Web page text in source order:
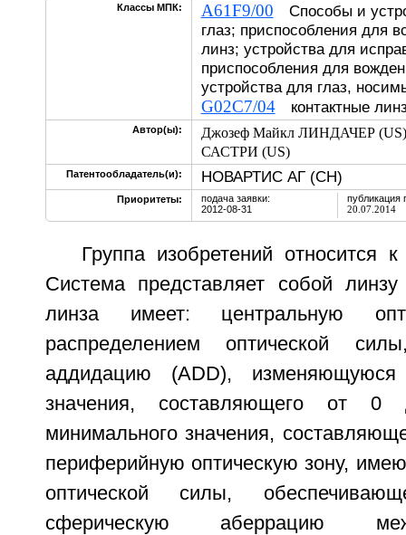
Классы МПК: A61F9/00 Способы и
глаз; приспособления для
линз; устройства для
приспособления для
устройства для глаз,
G02C7/04контактные
Автор(ы):
Джозеф Майкл ЛИНДАЧЕР (US)
САСТРИ (US)
Патентообладатель(и): НОВАРТИС АГ (CH)
Приоритеты:
подача заявки:
2012-08-31
публикация
20.07.2014
Группа изобретений относится
Система представляет собой
линза имеет: центральную
распределением оптической
аддидацию (ADD), изменяющуюся
значения, составляющего от
минимального значения,
периферийную оптическую зону,
оптической силы,
сферическую аберрацию